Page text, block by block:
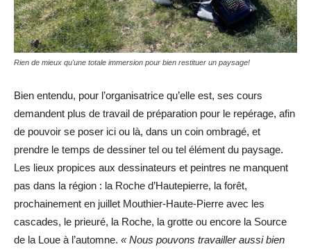
Rien de mieux qu'une totale immersion pour bien restituer un paysage!
Bien entendu, pour l’organisatrice qu’elle est, ses cours
demandent plus de travail de préparation pour le repérage, afin
de pouvoir se poser ici ou là, dans un coin ombragé, et
prendre le temps de dessiner tel ou tel élément du paysage.
Les lieux propices aux dessinateurs et peintres ne manquent
pas dans la région : la Roche d’Hautepierre, la forêt,
prochainement en juillet Mouthier-Haute-Pierre avec les
cascades, le prieuré, la Roche, la grotte ou encore la Source
de la Loue à l’automne. « Nous pouvons travailler aussi bien